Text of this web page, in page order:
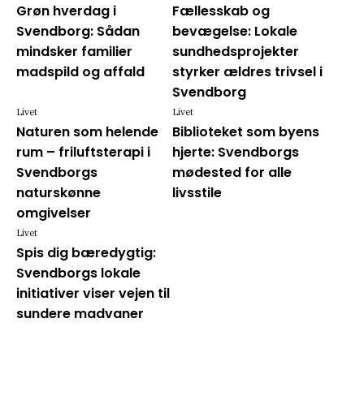
Grøn hverdag i
Svendborg: Sådan
mindsker familier
madspild og affald
Fællesskab og
bevægelse: Lokale
sundhedsprojekter
styrker ældres trivsel i
Svendborg
Naturen som helende
rum – friluftsterapi i
Svendborgs
naturskønne
omgivelser
Livet
Biblioteket som byens
hjerte: Svendborgs
mødested for alle
livsstile
Livet
Spis dig bæredygtig:
Svendborgs lokale
initiativer viser vejen til
sundere madvaner
Livet